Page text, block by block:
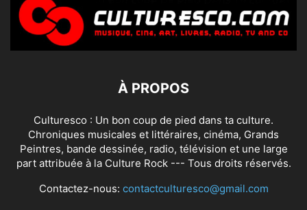
À PROPOS
Culturesco : Un bon coup de pied dans ta culture.
Chroniques musicales et littéraires, cinéma, Grands
Peintres, bande dessinée, radio, télévision et une large
part attribuée à la Culture Rock --- Tous droits réservés.
Contactez-nous: contactculturesco@gmail.com